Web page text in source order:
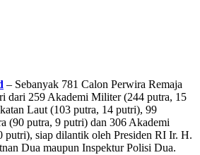
– Sebanyak 781 Calon Perwira Remaja
dari 259 Akademi Militer (244 putra, 15
Laut (103 putra, 14 putri), 99
(90 putra, 9 putri) dan 306 Akademi
putri), siap dilantik oleh Presiden RI Ir. H.
Dua maupun Inspektur Polisi Dua.